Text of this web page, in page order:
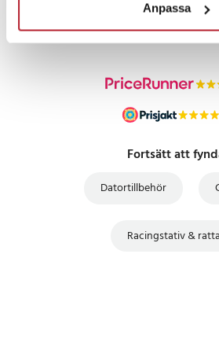
Anpassa
Fortsätt att
Datortillbehör
Racingstativ &